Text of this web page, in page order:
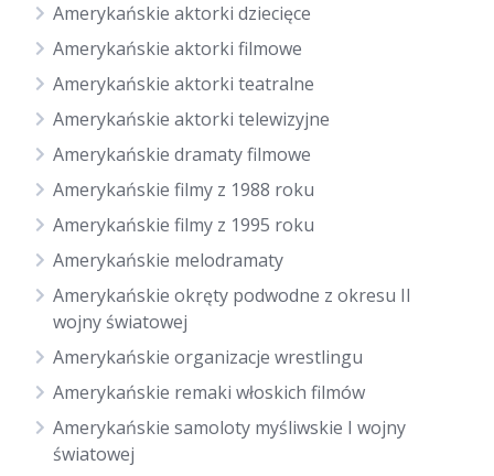
Amerykańskie aktorki dziecięce
Amerykańskie aktorki filmowe
Amerykańskie aktorki teatralne
Amerykańskie aktorki telewizyjne
Amerykańskie dramaty filmowe
Amerykańskie filmy z 1988 roku
Amerykańskie filmy z 1995 roku
Amerykańskie melodramaty
Amerykańskie okręty podwodne z okresu II
wojny światowej
Amerykańskie organizacje wrestlingu
Amerykańskie remaki włoskich filmów
Amerykańskie samoloty myśliwskie I wojny
światowej